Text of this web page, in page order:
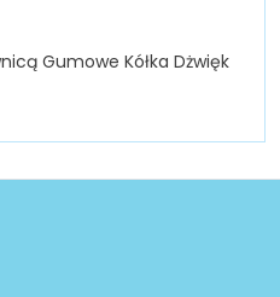
Gumowe Kółka Dżwięk